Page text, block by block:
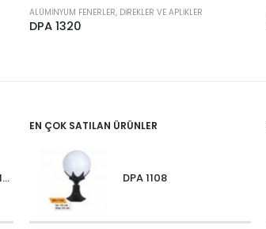
ALÜMINYUM FENERLER, DIREKLER VE APLIKLER
DPA 1320
SARKIT LİNEAR 75X80MM OVALIUM 30W 4000 LM MT
EN ÇOK SATILAN ÜRÜNLER
DPA 1108